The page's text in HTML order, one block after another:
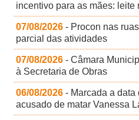
incentivo para as mães: leite
07/08/2026 - Procon nas
parcial das atividades
07/08/2026 - Câmara
à Secretaria de Obras
06/08/2026 - Marcada a
acusado de matar Vanessa